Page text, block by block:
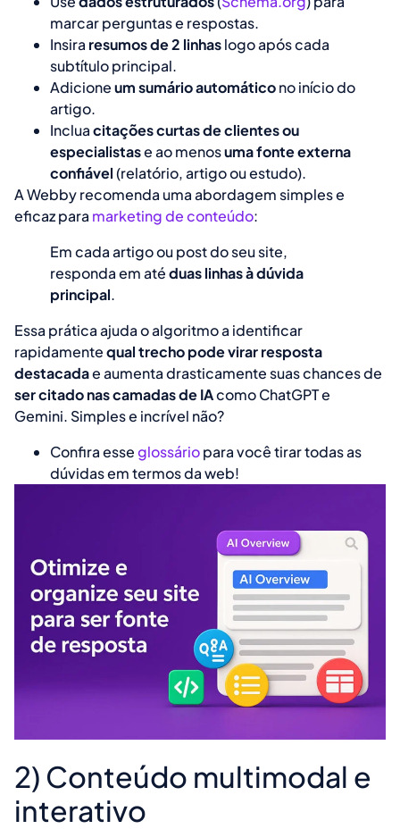
marcar perguntas e respostas.
Insira resumos de 2 linhaslogo após cada
subtítulo principal.
Adicioneum sumário automáticono início do
artigo.
Incluacitações curtas de clientes ou
especialistase ao menosuma fonte externa
confiável(relatório, artigo ou estudo).
A Webby recomenda uma abordagem simples e
eficaz para marketing de conteúdo:
Em cada artigo ou post do seu site,
responda em atéduas linhas à dúvida
principal.
Essa prática ajuda o algoritmo a identificar
rapidamentequal trecho pode virar resposta
destacadae aumenta drasticamente suas chances de
ser citado nas camadas de IAcomoChatGPT e
Gemini. Simples e incrível não?
Confira esseglossáriopara você tirar todas as
dúvidas em termos da web!
2) Conteúdo multimodal e
interativo